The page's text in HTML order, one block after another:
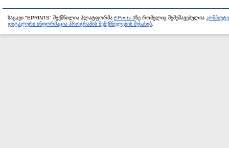
საცავი "EPRINTS" შექმნილია პლატფორმა EPrints 3ზე რომელიც შემუშავებულია
დეტალური ინფორმაცია პროგრამის შემქმნელების შესახებ